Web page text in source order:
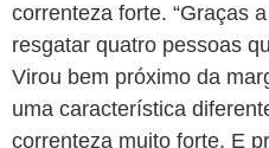
correnteza forte. “Graças
resgatar quatro pessoas
Virou bem próximo da
uma característica
correnteza muito forte. E